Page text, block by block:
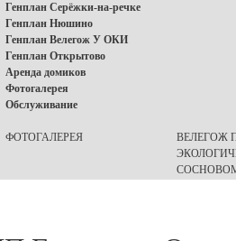
Генплан Серёжки-на-речке
Генплан Нюшино
Генплан Велегож У ОКИ
Генплан Открытово
Аренда домиков
Фотогалерея
Обслуживание
ФОТОГАЛЕРЕЯ
ВЕЛЕГОЖ